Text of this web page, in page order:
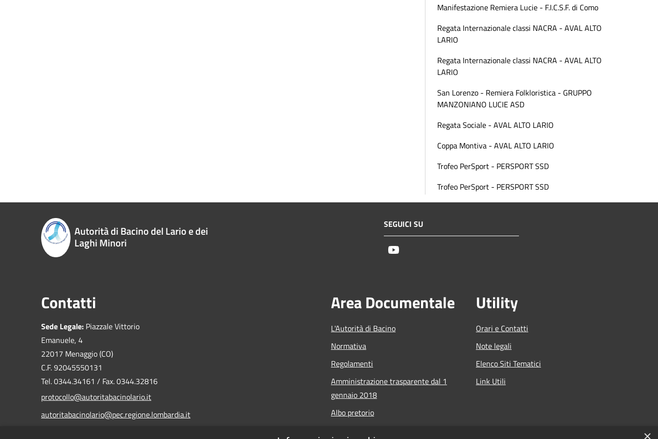
Manifestazione Remiera Lucie - F.I.C.S.F. di Como
Regata Internazionale classi NACRA - AVAL ALTO
LARIO
Regata Internazionale classi NACRA - AVAL ALTO
LARIO
San Lorenzo - Remiera Folkloristica - GRUPPO
MANZONIANO LUCIE ASD
Regata Sociale - AVAL ALTO LARIO
Coppa Montiva - AVAL ALTO LARIO
Trofeo PerSport - PERSPORT SSD
Trofeo PerSport - PERSPORT SSD
Autorità di Bacino del Lario e dei
Laghi Minori
SEGUICI SU
Contatti
Sede Legale: Piazzale Vittorio
Emanuele, 4
22017 Menaggio (CO)
C.F. 92045550131
Tel. 0344.34161 / Fax. 0344.32816
protocollo@autoritabacinolario.it
autoritabacinolario@pec.regione.lombardia.it
Area Documentale
L'Autorità di Bacino
Normativa
Regolamenti
Amministrazione trasparente dal 1
gennaio 2018
Albo pretorio
Utility
Orari e Contatti
Note legali
Elenco Siti Tematici
Link Utili